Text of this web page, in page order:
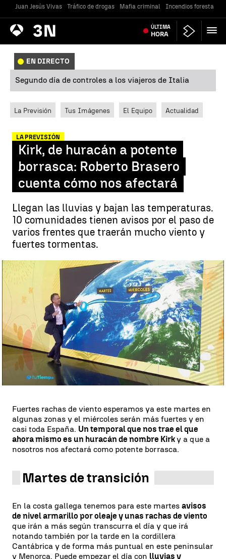
Juan Jesús Vivas Tráfico de drogas Mafia criminal Incendios forestales
Antena
3 Noticias ÚLTIMA
HORA
EN DIRECTO
Segundo día de controles a los viajeros de Italia
La Previsión Tus Imágenes El Equipo Actualidad
LA PREVISIÓN
Kirk, de huracán a potente
borrasca: Roberto Brasero
cuenta cómo nos afectará
Llegan las lluvias y bajan las temperaturas.
10 comunidades tienen avisos por el paso de
varios frentes que traerán mucho viento y
fuertes tormentas.
La previsión del tiempo con Roberto Brasero |Antena 3 Noticias
Roberto Brasero
Publicado:07 de octubre de 2024, 17:59
WhatsappFacebook
X Linkedin
Fuertes rachas de viento esperamos ya este martes en
algunas zonas y el miércoles serán más fuertes y en
casi toda España. Un temporal que nos trae el que
ahora mismo es un huracán de nombre Kirky a que a
nosotros nos afectará como potente borrasca.
Martes de transición
En la costa gallega tenemos para este martes avisos
de nivel armarillo por oleaje y unas rachas de viento
que irán a más según transcurra el día y que irá
notando también por la tarde en la cordillera
Cantábrica y de forma más puntual en este peninsular
y Menorca. Puede empezar el día con lluvias y